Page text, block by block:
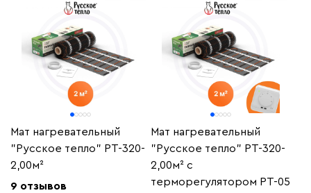
Мат нагревательный
"Русское тепло" РТ-320-
2,00м²
9 отзывов
Мат нагревательный
"Русское тепло" РТ-320-
2,00м² с
терморегулятором РТ-05